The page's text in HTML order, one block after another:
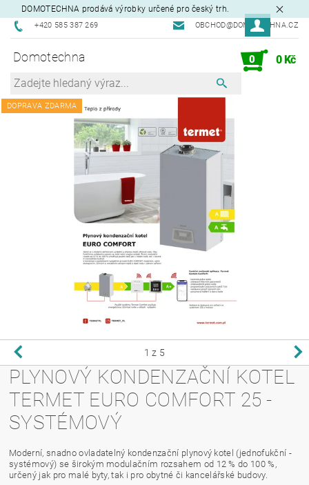
DOMOTECHNA prodává výrobky určené pro český trh.
+420 585 387 269 OBCHOD@DOMOTECHNA.CZ
Domotechna 0 0 Kč
DOPRAVA ZDARMA
1 z 5
PLYNOVÝ KONDENZAČNÍ KOTEL
TERMET EURO COMFORT 25 -
SYSTÉMOVÝ
Moderní, snadno ovladatelný kondenzační plynový kotel (jednofukční -
systémový) se širokým modulačním rozsahem od 12 % do 100 %,
určený jak pro malé byty, tak i pro obytné či kancelářské budovy.